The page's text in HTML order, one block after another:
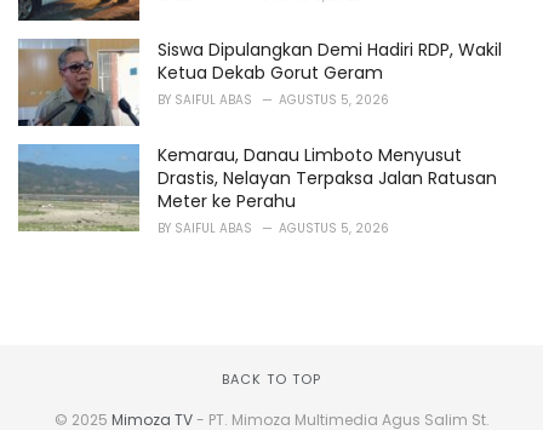
Siswa Dipulangkan Demi Hadiri RDP, Wakil
Ketua Dekab Gorut Geram
BY SAIFUL ABAS AGUSTUS 5, 2026
Kemarau, Danau Limboto Menyusut
Drastis, Nelayan Terpaksa Jalan Ratusan
Meter ke Perahu
BY SAIFUL ABAS AGUSTUS 5, 2026
BACK TO TOP
© 2025 Mimoza TV- PT. Mimoza Multimedia Agus Salim St.